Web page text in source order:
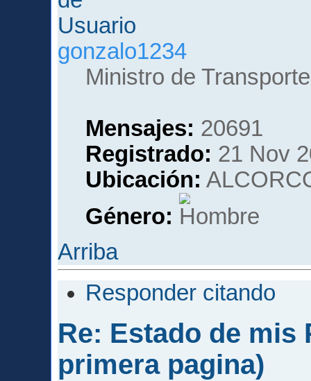
gonzalo1234
Ministro de Transporte
Mensajes: 20691
Registrado: 21 Nov
Ubicación:
Género:
Arriba
Responder citando
Re: Estado de mis
primera pagina)